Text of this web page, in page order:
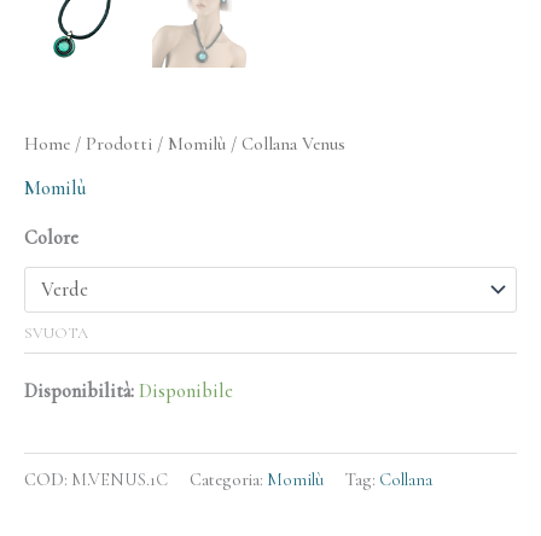
Home / Prodotti / Momilù / Collana Venus
Momilù
Colore
SVUOTA
Disponibilità: Disponibile
COD: M.VENUS.1C Categoria: Momilù Tag: Collana